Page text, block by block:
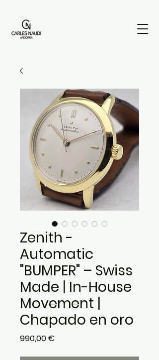
Zenith -
Automatic
"BUMPER" – Swiss
Made | In-House
Movement |
Chapado en oro
990,00 €